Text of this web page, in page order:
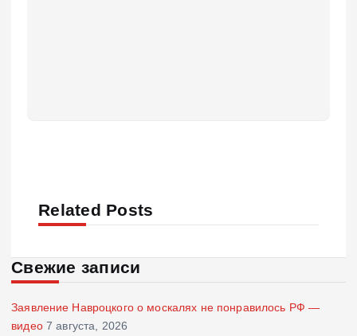
Related Posts
Свежие записи
Заявление Навроцкого о москалях не понравилось РФ —
видео 7 августа, 2026